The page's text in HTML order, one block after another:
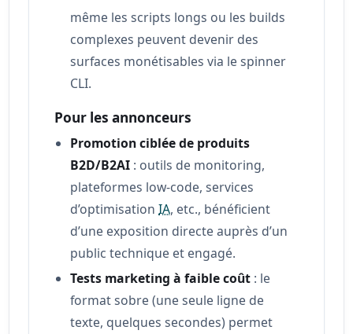
même les scripts longs ou les builds
complexes peuvent devenir des
surfaces monétisables via le spinner
CLI.
Pour les annonceurs
Promotion ciblée de produits
B2D/B2AI : outils de monitoring,
plateformes low‑code, services
d’optimisationIA, etc., bénéficient
d’une exposition directe auprès d’un
public technique et engagé.
Tests marketing à faible coût : le
format sobre (une seule ligne de
texte, quelques secondes) permet